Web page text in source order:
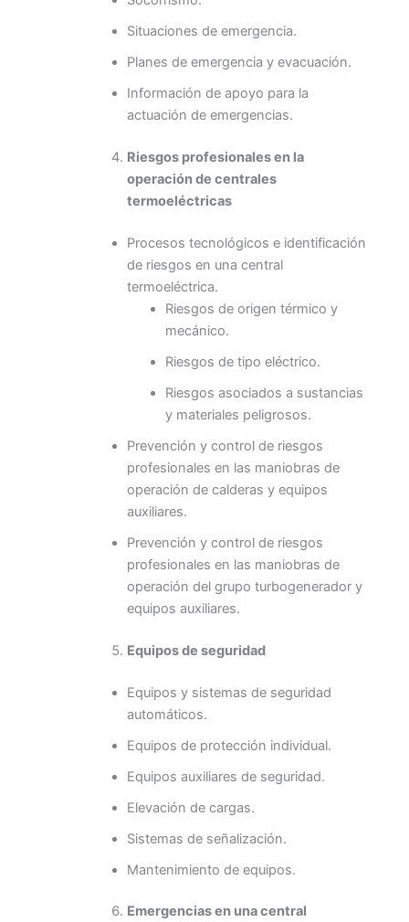
Situaciones de emergencia.
Planes de emergencia y evacuación.
Información de apoyo para la
actuación de emergencias.
Riesgos profesionales en la
operación de centrales
termoeléctricas
Procesos tecnológicos e identificación
de riesgos en una central
termoeléctrica.
Riesgos de origen térmico y
mecánico.
Riesgos de tipo eléctrico.
Riesgos asociados a sustancias
y materiales peligrosos.
Prevención y control de riesgos
profesionales en las maniobras de
operación de calderas y equipos
auxiliares.
Prevención y control de riesgos
profesionales en las maniobras de
operación del grupo turbogenerador y
equipos auxiliares.
Equipos de seguridad
Equipos y sistemas de seguridad
automáticos.
Equipos de protección individual.
Equipos auxiliares de seguridad.
Elevación de cargas.
Sistemas de señalización.
Mantenimiento de equipos.
Emergencias en una central